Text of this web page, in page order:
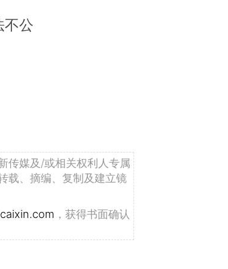
不公
传媒及/或相关权利人专属
载、摘编、复制及建立镜
，获得书面确认